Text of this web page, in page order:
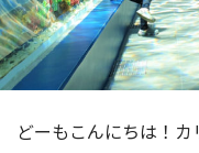
どーもこんにちは！カ